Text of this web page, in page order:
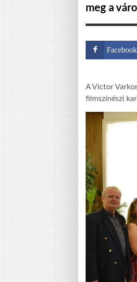
meg a
Facebook
A Victor
filmszínészi